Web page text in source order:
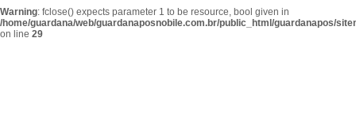
Warning: fclose() expects parameter 1 to be resource, bool given in
/home/guardana/web/guardanaposnobile.com.br/public_html/guardanapos/
on line 29